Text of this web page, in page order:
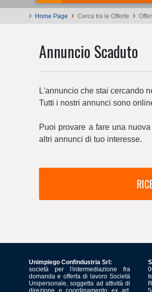
› Home Page › Cerca tra le Offerte ›
Annuncio Scaduto
L'annuncio che stai cercando
Tutti i nostri annunci sono
Puoi provare a fare una
altri annunci di tuo interesse.
Unimpiego Confindustria Srl:
società per l'intermediazione fra
domanda e offerta di lavoro Società
Unipersonale, soggetta ad attività di
direzione e coordinamento ex art.